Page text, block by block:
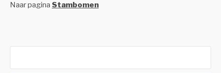
Naar pagina Stambomen